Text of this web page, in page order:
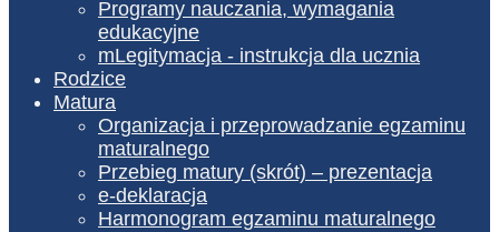
Programy nauczania, wymagania
edukacyjne
mLegitymacja - instrukcja dla ucznia
Rodzice
Matura
Organizacja i przeprowadzanie egzaminu
maturalnego
Przebieg matury (skrót) – prezentacja
e-deklaracja
Harmonogram egzaminu maturalnego